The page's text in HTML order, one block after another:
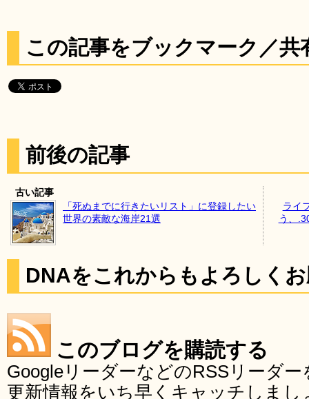
この記事をブックマーク／共
前後の記事
古い記事
「死ぬまでに行きたいリスト」に登録したい
世界の素敵な海岸21選
ライ
う、
DNAをこれからもよろしく
このブログを購読する
GoogleリーダーなどのRSSリーダ
更新情報をいち早くキャッチしま